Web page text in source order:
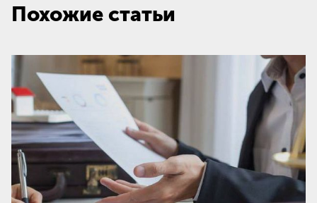
Похожие статьи